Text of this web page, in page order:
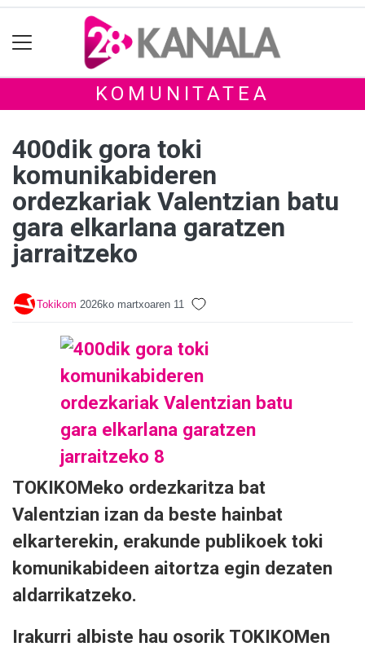
KOMUNITATEA
400dik gora toki
komunikabideren
ordezkariak Valentzian batu
gara elkarlana garatzen
jarraitzeko
Tokikom 2026ko martxoaren 11
TOKIKOMeko ordezkaritza bat
Valentzian izan da beste hainbat
elkarterekin, erakunde publikoek toki
komunikabideen aitortza egin dezaten
aldarrikatzeko.
Irakurri albiste hau osorik TOKIKOMen